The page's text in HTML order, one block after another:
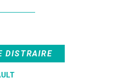
DISTRAIRE